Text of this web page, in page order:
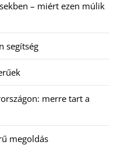
– miért ezen múlik
segítség
merre tart a
megoldás